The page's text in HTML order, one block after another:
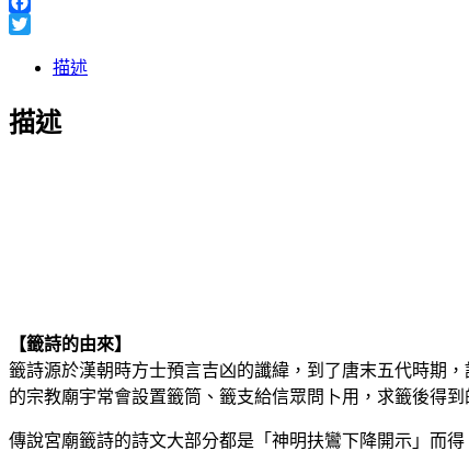
Facebook
描述
描述
【籤詩的由來】
籤詩源於漢朝時方士預言吉凶的讖緯，到了唐末五代時期
的宗教廟宇常會設置籤筒、籤支給信眾問卜用，求籤後得
傳說宮廟籤詩的詩文大部分都是「神明扶鸞下降開示」而